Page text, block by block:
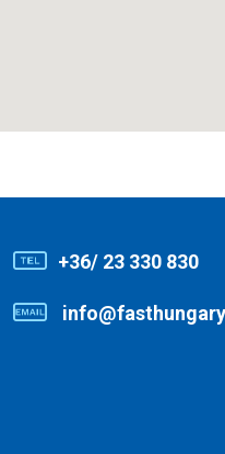
+36/ 23 330 830